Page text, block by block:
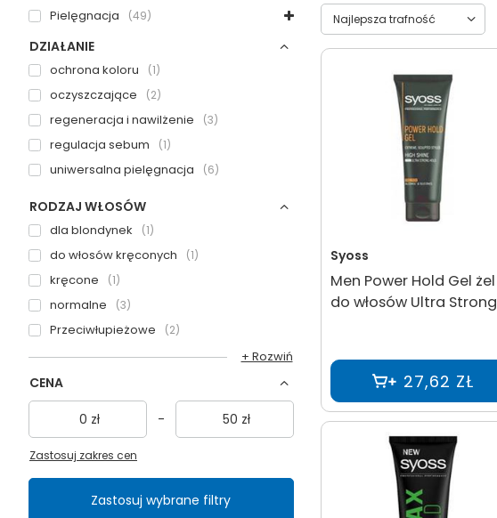
Pielęgnacja 49
DZIAŁANIE
ochrona koloru 1
oczyszczające 2
regeneracja i nawilżenie 3
regulacja sebum 1
uniwersalna pielęgnacja 6
RODZAJ WŁOSÓW
dla blondynek 1
do włosów kręconych 1
kręcone 1
normalne 3
Przeciwłupieżowe 2
+ Rozwiń
CENA
zł - zł
Zastosuj zakres cen
Zastosuj wybrane filtry
Wybierz sortowanie
Najlepsza trafność
Syoss
Men Power Hold Gel żel
do włosów Ultra Strong
27,62 ZŁ